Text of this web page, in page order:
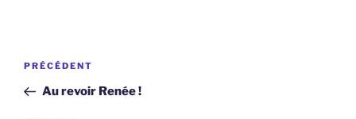
Navigation
l’article
Article
précédent
PRÉCÉDENT
Au revoir Renée !